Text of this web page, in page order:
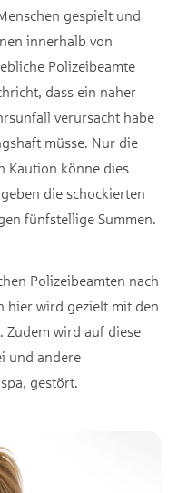
gespielt und
innerhalb von
Polizeibeamte
dass ein naher
verursacht habe
müsse. Nur die
Kaution könne dies
die schockierten
fünfstellige Summen.
Polizeibeamten nach
hier wird gezielt mit den
Zudem wird auf diese
und andere
gestört.